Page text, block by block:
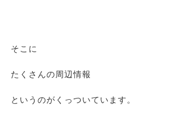
そこに
たくさんの周辺情報
というのがくっついています。